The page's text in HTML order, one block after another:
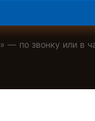
» — по звонку или в